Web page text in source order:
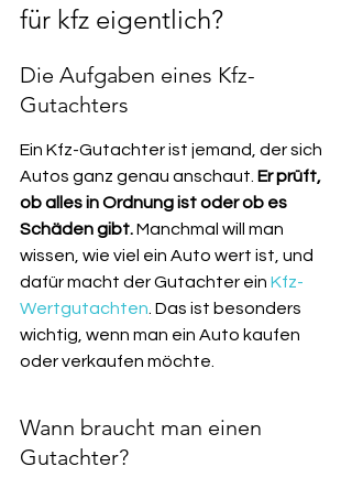
für kfz eigentlich?
Die Aufgaben eines Kfz-
Gutachters
Ein Kfz-Gutachter ist jemand, der sich
Autos ganz genau anschaut. Er prüft,
ob alles in Ordnung ist oder ob es
Schäden gibt. Manchmal will man
wissen, wie viel ein Auto wert ist, und
dafür macht der Gutachter ein Kfz-
Wertgutachten . Das ist besonders
wichtig, wenn man ein Auto kaufen
oder verkaufen möchte.
Wann braucht man einen
Gutachter?